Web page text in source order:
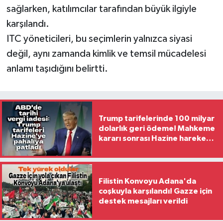
sağlarken, katılımcılar tarafından büyük ilgiyle
karşılandı.
ITC yöneticileri, bu seçimlerin yalnızca siyasi
değil, aynı zamanda kimlik ve temsil mücadelesi
anlamı taşıdığını belirtti.
Trump tarifelerinde 100 milyar
dolarlık geri ödeme! Mahkeme
kararı sonrası Hazine harekete
Filistin Konvoyu Adana'da
coşkuyla karşılandı! Gazze için
destek mesajları verildi